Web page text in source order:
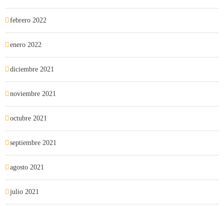
febrero 2022
enero 2022
diciembre 2021
noviembre 2021
octubre 2021
septiembre 2021
agosto 2021
julio 2021